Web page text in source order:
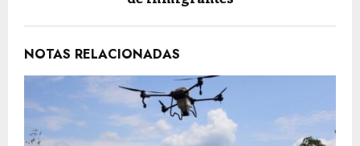
NOTAS RELACIONADAS